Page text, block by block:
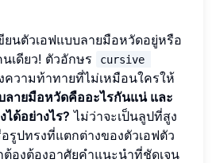
ยนตัวเอฟแบบลายมือหวัดอยู่หรือ
เดียว! ตัวอักษร
cursive
ความท้าทายที่ไม่เหมือนใครให้
ลายมือหวัดคืออะไรกันแน่ และ
ได้อย่างไร? ไม่ว่าจะเป็นลูปที่สูง
รูปทรงที่แตกต่างของตัวเอฟตัว
องต้องอาศัยคำแนะนำที่ชัดเจน